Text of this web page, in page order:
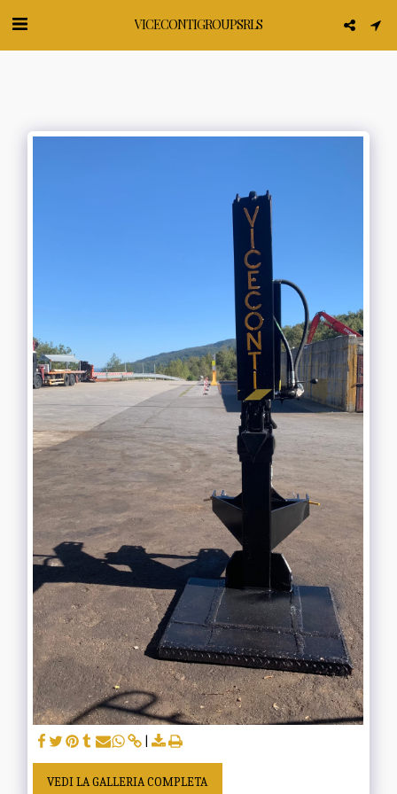
VICECONTI GROUP SRLS
VEDI LA GALLERIA COMPLETA